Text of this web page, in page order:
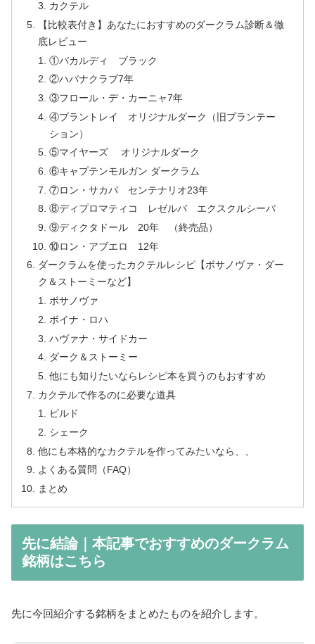
カクテル
【比較表付き】あなたにおすすめのダークラム診断＆徹
底レビュー
①バカルディ ブラック
②ハバナクラブ7年
③フロール・デ・カーニャ7年
④プラントレイ オリジナルダーク（旧プランテー
ション）
⑤マイヤーズ オリジナルダーク
⑥キャプテンモルガン ダークラム
⑦ロン・サカパ センテナリオ23年
⑧ディプロマティコ レゼルバ エクスクルシーバ
⑨ディクタドール 20年 （終売品）
⑩ロン・アブエロ 12年
ダークラムを使ったカクテルレシピ【ボサノヴァ・ダー
ク＆ストーミーなど】
ボサノヴァ
ボイナ・ロハ
ハヴァナ・サイドカー
ダーク＆ストーミー
他にも知りたいならレシピ本を買うのもおすすめ
カクテルで作るのに必要な道具
ビルド
シェーク
他にも本格的なカクテルを作ってみたいなら、、
よくある質問（FAQ）
まとめ
先に結論｜本記事でおすすめのダークラム
銘柄はこちら
先に今回紹介する銘柄をまとめたものを紹介します。